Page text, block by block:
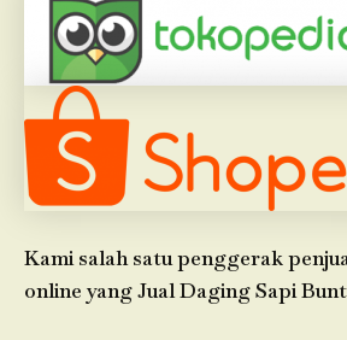
Kami salah satu penggerak
online yang Jual Daging Sapi